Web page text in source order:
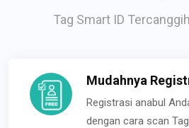
Tag Smart ID
Mudahnya
Registrasi anabul
dengan cara scan